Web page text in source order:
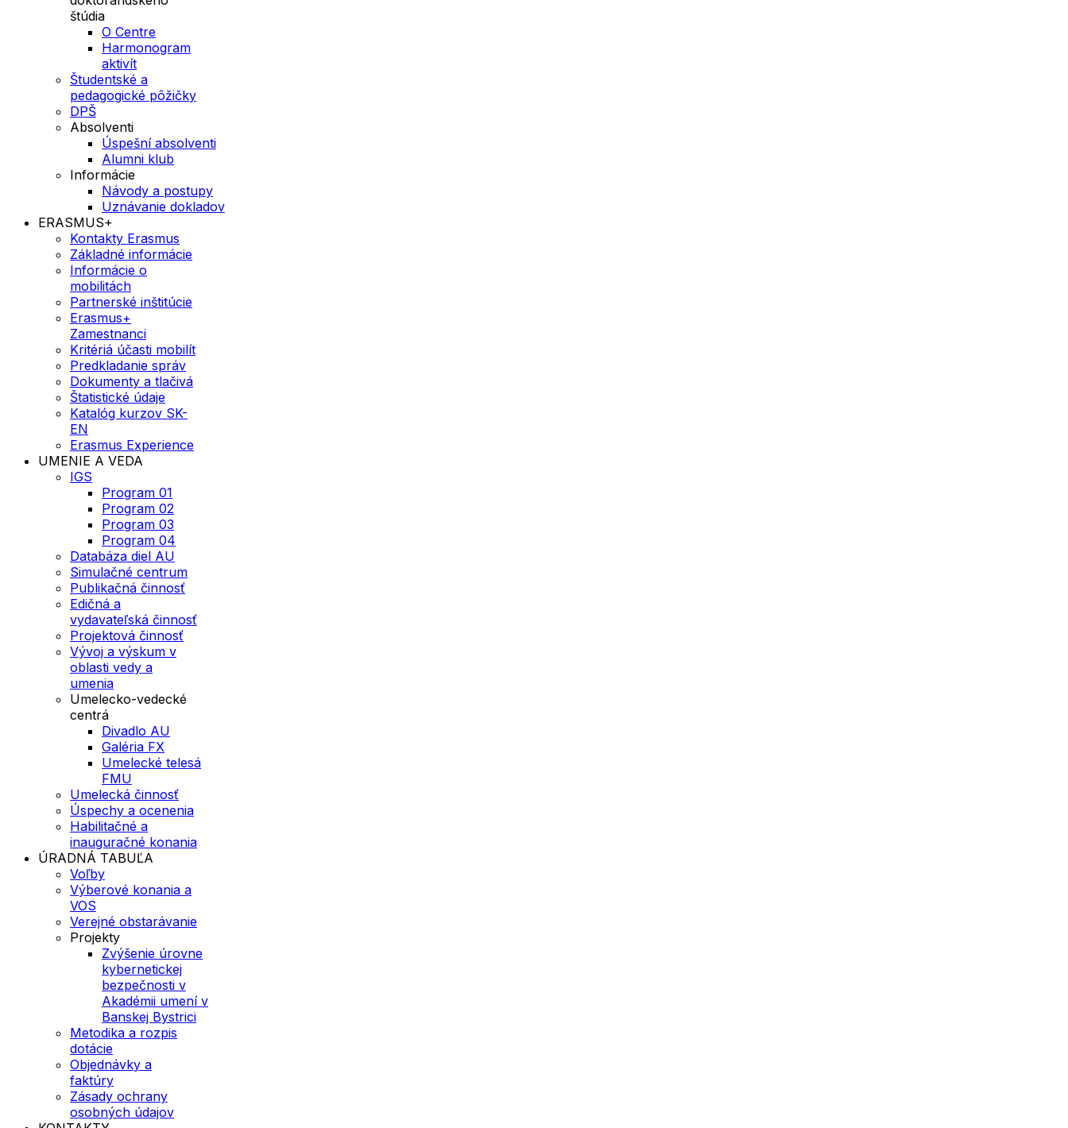
štúdia
O Centre
Harmonogram
aktivít
Študentské a
pedagogické pôžičky
DPŠ
Absolventi
Úspešní absolventi
Alumni klub
Informácie
Návody a postupy
Uznávanie dokladov
ERASMUS+
Kontakty Erasmus
Základné informácie
Informácie o
mobilitách
Partnerské inštitúcie
Erasmus+
Zamestnanci
Kritériá účasti mobilít
Predkladanie správ
Dokumenty a tlačivá
Štatistické údaje
Katalóg kurzov SK-
EN
Erasmus Experience
UMENIE A VEDA
IGS
Program 01
Program 02
Program 03
Program 04
Databáza diel AU
Simulačné centrum
Publikačná činnosť
Edičná a
vydavateľská činnosť
Projektová činnosť
Vývoj a výskum v
oblasti vedy a
umenia
Umelecko-vedecké
centrá
Divadlo AU
Galéria FX
Umelecké telesá
FMU
Umelecká činnosť
Úspechy a ocenenia
Habilitačné a
inauguračné konania
ÚRADNÁ TABUĽA
Voľby
Výberové konania a
VOS
Verejné obstarávanie
Projekty
Zvýšenie úrovne
kybernetickej
bezpečnosti v
Akadémii umení v
Banskej Bystrici
Metodika a rozpis
dotácie
Objednávky a
faktúry
Zásady ochrany
osobných údajov